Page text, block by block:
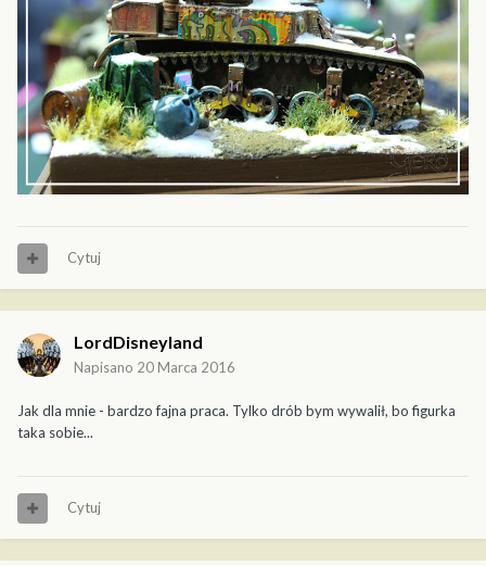
Cytuj
LordDisneyland
Napisano 20 Marca 2016
Jak dla mnie - bardzo fajna praca. Tylko drób bym wywalił, bo figurka
taka sobie...
Cytuj